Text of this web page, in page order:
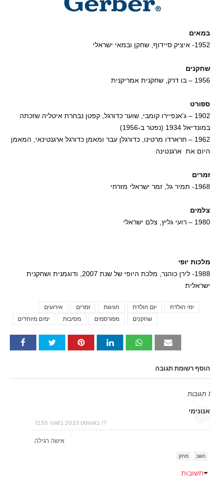
במאים
1952- איציק סיידוף, שחקן ובמאי ישראלי
שחקנים
1956 – בו דרק, שחקנית אמריקנית
ספורט
1902 – ג'אנפיירו קומבי, שוער כדורגל, קפטן נבחרת איטליה שזכתה
במונדיאל 1934 (נפטר ב-1956)
1962 – חרארדו מרטינו, כדורגלן עבר ומאמן כדורגל ארגנטינאי, המאמן
היום את ארגנטינה
זמרים
1968- תמיר גל, זמר ישראלי מזרחי
צלמים
1980 – רועי גליץ, צלם ישראלי
מלכות יופי
1988- לירן כוהנר, מלכת היופי של שנת 2007, ודוגמנית ושחקנית
ישראלית
אירועים זמרים חגיגות יום הולדת
ימי הולדת
ימים מיוחדים
מסיבות מפורסמים שחקנים
הוסף רשומת תגובה
1 תגובות
אנונימי
17 באוגוסט 2023 בשעה 12:55
אישה רגילה
השב מחק
תשובות